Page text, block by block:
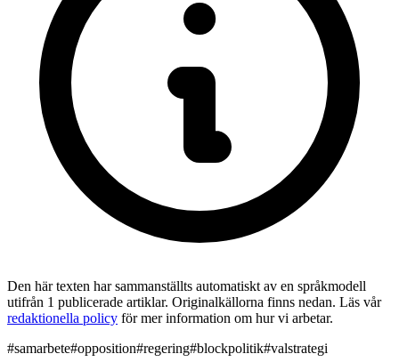
Den här texten har sammanställts automatiskt av en språkmodell
utifrån 1 publicerade artiklar. Originalkällorna finns nedan. Läs vår
redaktionella policy för mer information om hur vi arbetar.
#samarbete#opposition#regering#blockpolitik#valstrategi